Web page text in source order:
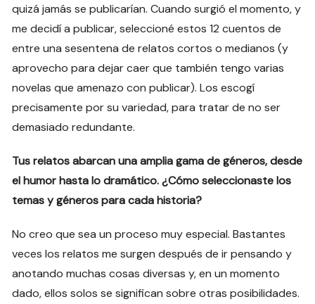
quizá jamás se publicarían. Cuando surgió el momento, y
me decidí a publicar, seleccioné estos 12 cuentos de
entre una sesentena de relatos cortos o medianos (y
aprovecho para dejar caer que también tengo varias
novelas que amenazo con publicar). Los escogí
precisamente por su variedad, para tratar de no ser
demasiado redundante.
Tus relatos abarcan una amplia gama de géneros, desde
el humor hasta lo dramático. ¿Cómo seleccionaste los
temas y géneros para cada historia?
No creo que sea un proceso muy especial. Bastantes
veces los relatos me surgen después de ir pensando y
anotando muchas cosas diversas y, en un momento
dado, ellos solos se significan sobre otras posibilidades.